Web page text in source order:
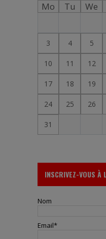
Mo Tu We
3 4 5
10 11 12
17 18 19
24 25 26
31
INSCRIVEZ-VOUS À
Nom
Email*